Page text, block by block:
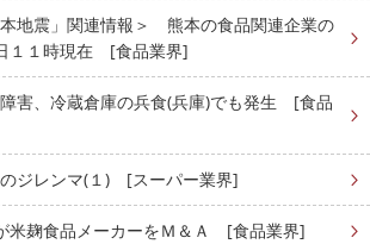
地震」関連情報＞ 熊本の食品関連企業の
１１時現在 [食品業界]
害、冷蔵倉庫の兵食(兵庫)でも発生 [食品
ジレンマ(１) [スーパー業界]
米麹食品メーカーをＭ＆Ａ [食品業界]